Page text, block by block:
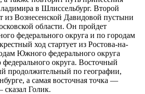
в Шлиссельбург. Второй
из Вознесенской Давидовой пустыни
области. Он пройдет
федерального округа и по городам
ход стартует из Ростова-на-
Южного федерального округа
федерального округа. Восточный
продолжительный по географии,
а самая восточная точка —
Голик.